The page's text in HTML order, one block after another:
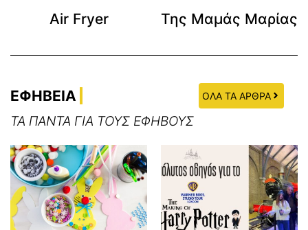
Air Fryer Της Μαμάς Μαρίας
ΕΦΗΒΕΙΑ ΟΛΑ ΤΑ ΑΡΘΡΑ
ΤΑ ΠΑΝΤΑ ΓΙΑ ΤΟΥΣ ΕΦΗΒΟΥΣ